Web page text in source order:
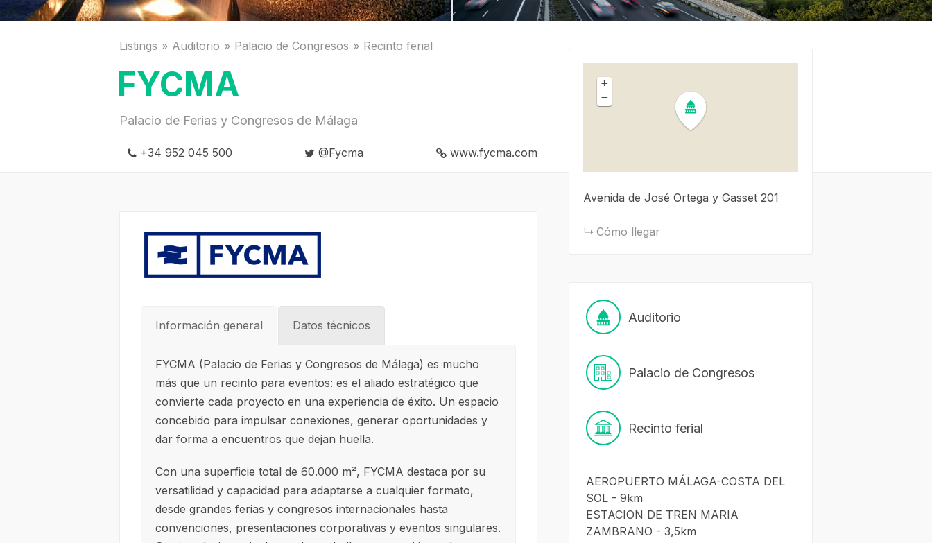
Listings Auditorio Palacio de Congresos Recinto ferial
FYCMA
Palacio de Ferias y Congresos de Málaga
+34 952 045 500 @Fycma www.fycma.com
Información general Datos técnicos
FYCMA (Palacio de Ferias y Congresos de Málaga) es mucho
más que un recinto para eventos: es el aliado estratégico que
convierte cada proyecto en una experiencia de éxito. Un espacio
concebido para impulsar conexiones, generar oportunidades y
dar forma a encuentros que dejan huella.
Con una superficie total de 60.000 m², FYCMA destaca por su
versatilidad y capacidad para adaptarse a cualquier formato,
desde grandes ferias y congresos internacionales hasta
convenciones, presentaciones corporativas y eventos singulares.
+
−
Avenida de José Ortega y Gasset 201
Cómo llegar
Auditorio
Palacio de Congresos
Recinto ferial
AEROPUERTO MÁLAGA-COSTA DEL
SOL - 9km
ESTACION DE TREN MARIA
ZAMBRANO - 3,5km